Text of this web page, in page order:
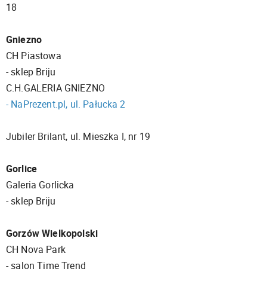
18
Gniezno
CH Piastowa
- sklep Briju
C.H.GALERIA GNIEZNO
- NaPrezent.pl, ul. Pałucka 2
Jubiler Brilant, ul. Mieszka I, nr 19
Gorlice
Galeria Gorlicka
- sklep Briju
Gorzów Wielkopolski
CH Nova Park
- salon Time Trend